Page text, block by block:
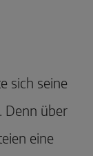
sich seine
Denn über
eine